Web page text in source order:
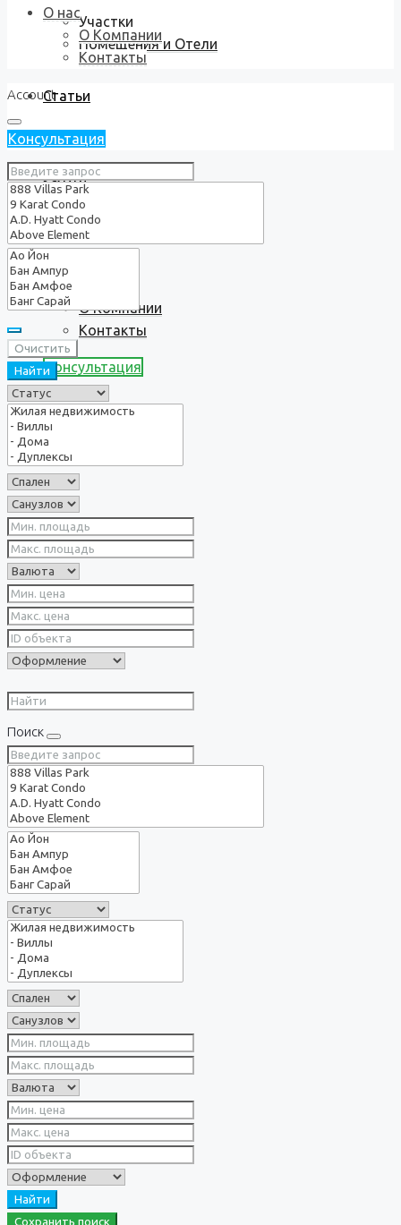
Участки
Помещения и Отели
Статьи
Услуги
О нас
О Компании
Контакты
Консультация
О нас
О Компании
Контакты
Account
Консультация
Очистить
Найти
Поиск
Найти
Сохранить поиск